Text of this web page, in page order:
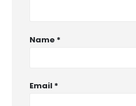
Name *
Email *